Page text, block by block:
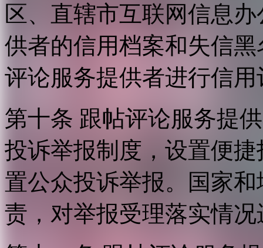
区、直辖市互联网信息
供者的信用档案和失信
评论服务提供者进行信用
第十条 跟帖评论服务提
投诉举报制度，设置便
置公众投诉举报。国家
责，对举报受理落实情